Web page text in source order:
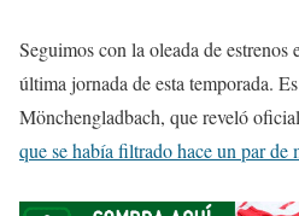
Seguimos con la oleada de
última jornada de esta temporada.
Mönchengladbach, que reveló
que se había filtrado hace un par de